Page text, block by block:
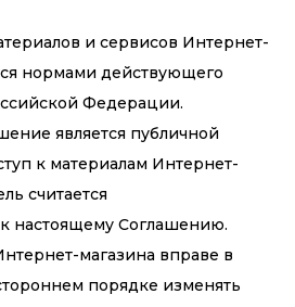
и сервисов Интернет-
нормами действующего
Федерации.
является публичной
к материалам Интернет-
считается
настоящему Соглашению.
магазина вправе в
порядке изменять